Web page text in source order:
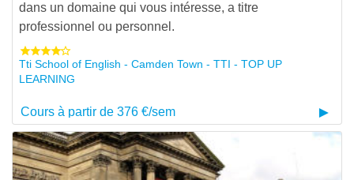
dans un domaine qui vous intéresse, a titre
professionnel ou personnel.
Tti School of English - Camden Town - TTI - TOP UP
LEARNING
Cours à partir de 376 €/sem